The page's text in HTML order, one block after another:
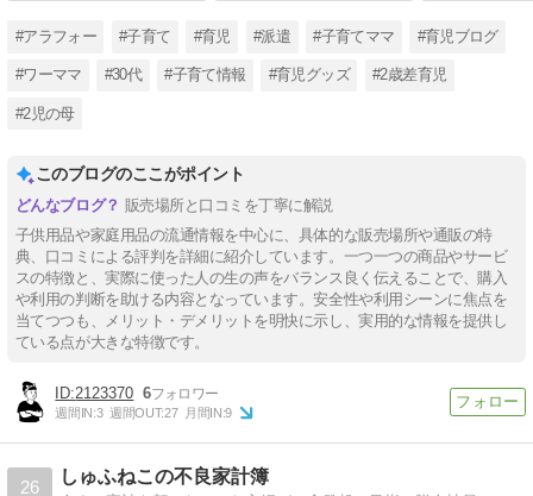
#アラフォー #子育て #育児 #派遣 #子育てママ #育児ブログ
#ワーママ #30代 #子育て情報 #育児グッズ #2歳差育児
#2児の母
このブログのここがポイント
販売場所と口コミを丁寧に解説
子供用品や家庭用品の流通情報を中心に、具体的な販売場所や通販の特
典、口コミによる評判を詳細に紹介しています。一つ一つの商品やサービ
スの特徴と、実際に使った人の生の声をバランス良く伝えることで、購入
や利用の判断を助ける内容となっています。安全性や利用シーンに焦点を
当てつつも、メリット・デメリットを明快に示し、実用的な情報を提供し
ている点が大きな特徴です。
2123370 6
週間IN:3 週間OUT:27 月間IN:9
26
しゅふねこの不良家計簿